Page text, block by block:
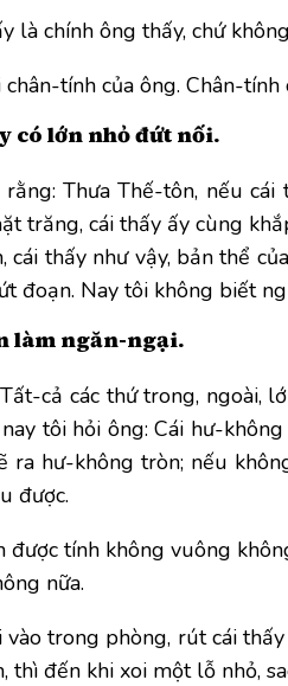
là chính ông thấy, chứ
tính của ông. Chân-
có lớn nhỏ đứt nối.
Thưa Thế-tôn, nếu
trăng, cái thấy ấy cùng
cái thấy như vậy, bản thể
đoạn. Nay tôi không biết
làm ngăn-ngại.
cả các thứ trong, ngoài,
tôi hỏi ông: Cái hư-
ra hư-không tròn; nếu
được.
được tính không vuông
nữa.
vào trong phòng, rút cái
thì đến khi xoi một lỗ nhỏ,